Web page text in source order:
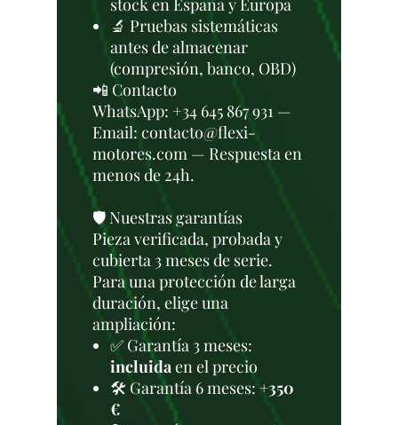
stock en España y Europa
🔬 Pruebas sistemáticas
antes de almacenar
(compresión, banco, OBD)
📲 Contacto
WhatsApp: +34 645 867 931 —
Email: contacto@flexi-
motores.com — Respuesta en
menos de 24h.
🛡️ Nuestras garantías
Pieza verificada, probada y
cubierta 3 meses de serie.
Para una protección de larga
duración, elige una
ampliación:
✅ Garantía 3 meses:
incluidaen el precio
🛠️ Garantía 6 meses: +350
€